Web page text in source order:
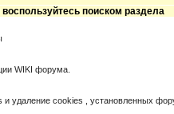
поиском раздела
WIKI форума.
и удаление cookies , установленных